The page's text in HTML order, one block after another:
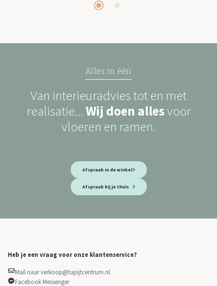
Alles in één
Van interieuradvies tot en met
realisatie... Wij doen allesvoor
vloeren en ramen.
Afspraak in de winkel
Afspraak bij je thuis
Heb je een vraag voor onze klantenservice?
Mail naar verkoop@tapijtcentrum.nl
Facebook Messenger